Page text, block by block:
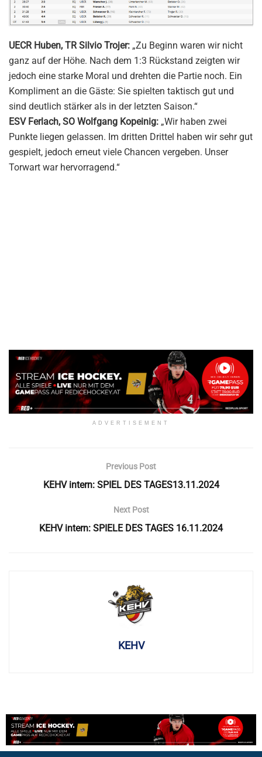
UECR Huben, TR Silvio Trojer: „Zu Beginn waren wir nicht
ganz auf der Höhe. Nach dem 1:3 Rückstand zeigten wir
jedoch eine starke Moral und drehten die Partie noch. Ein
Kompliment an die Gäste: Sie spielten taktisch gut und
sind deutlich stärker als in der letzten Saison.“
ESV Ferlach, SO Wolfgang Kopeinig: „Wir haben zwei
Punkte liegen gelassen. Im dritten Drittel haben wir sehr gut
gespielt, jedoch erneut viele Chancen vergeben. Unser
Torwart war hervorragend.“
ADVERTISEMENT
Previous Post
KEHV intern: SPIEL DES TAGES13.11.2024
Next Post
KEHV intern: SPIELE DES TAGES 16.11.2024
KEHV